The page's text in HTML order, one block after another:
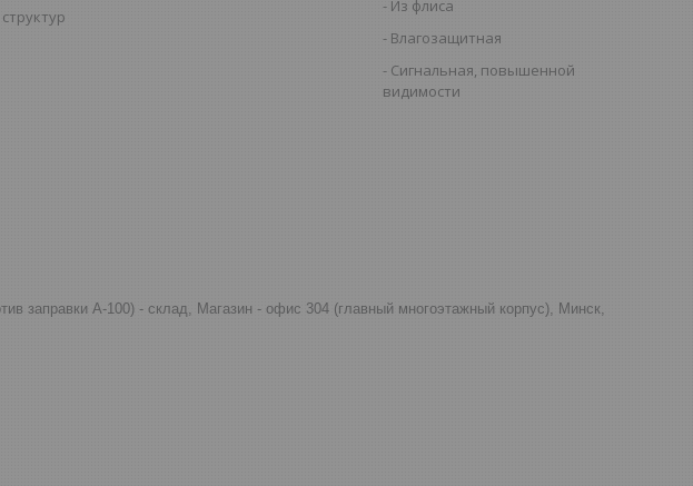
Из флиса
Влагозащитная
Сигнальная, повышенной
видимости
заправки А-100) - склад, Магазин - офис 304 (главный многоэтажный корпус), Минск,